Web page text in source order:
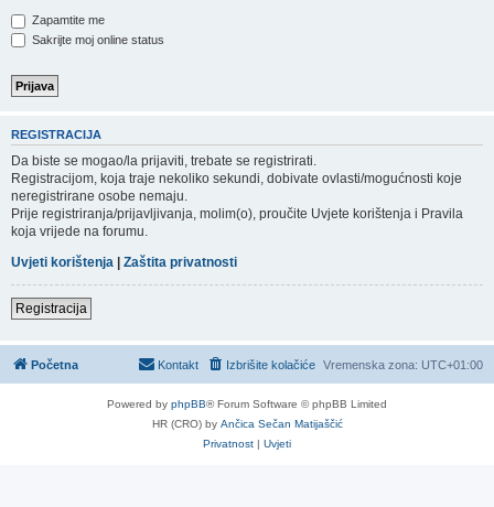
Zapamtite me
Sakrijte moj online status
REGISTRACIJA
Da biste se mogao/la prijaviti, trebate se registrirati.
Registracijom, koja traje nekoliko sekundi, dobivate ovlasti/mogućnosti koje
neregistrirane osobe nemaju.
Prije registriranja/prijavljivanja, molim(o), proučite Uvjete korištenja i Pravila
koja vrijede na forumu.
Uvjeti korištenja | Zaštita privatnosti
Registracija
Početna Vremenska zona: UTC+01:00
Izbrišite kolačiće
Kontakt
Powered by phpBB® Forum Software © phpBB Limited
HR (CRO) by Ančica Sečan Matijaščić
Privatnost | Uvjeti